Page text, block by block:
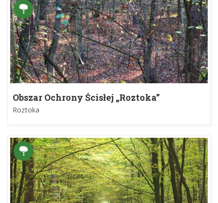
Obszar Ochrony Ścisłej „Roztoka”
Roztoka